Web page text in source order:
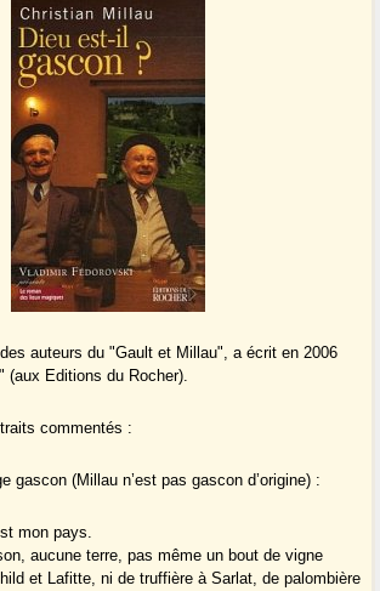
auteurs du "Gault et Millau", a écrit en 2006
(aux Editions du Rocher).
commentés :
gascon (Millau n’est pas gascon d’origine) :
mon pays.
aucune terre, pas même un bout de vigne
et Lafitte, ni de truffière à Sarlat, de palombière